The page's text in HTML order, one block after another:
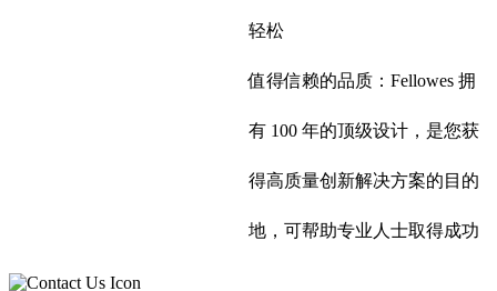
轻松
值得信赖的品质：Fellowes 拥
有 100 年的顶级设计，是您获
得高质量创新解决方案的目的
地，可帮助专业人士取得成功